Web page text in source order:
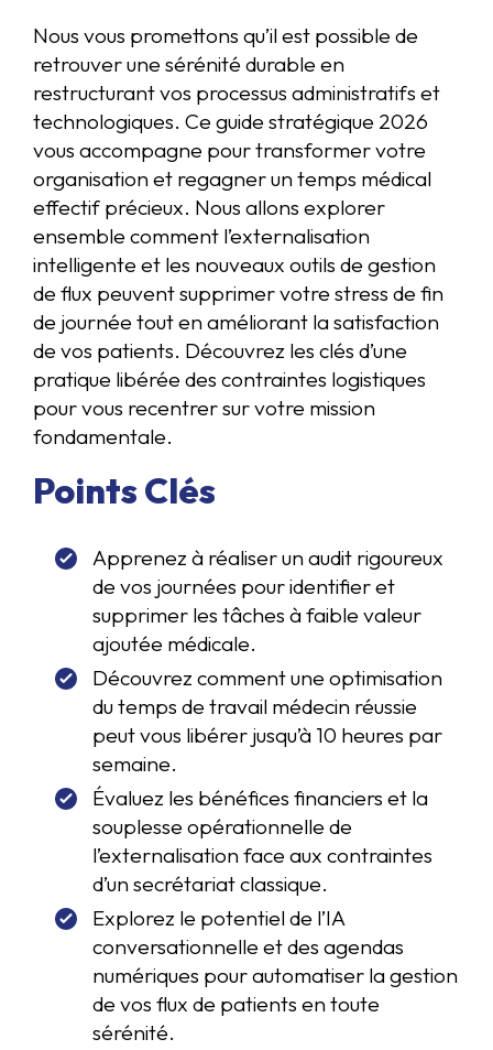
Nous vous promettons qu’il est possible de
retrouver une sérénité durable en
restructurant vos processus administratifs et
technologiques. Ce guide stratégique 2026
vous accompagne pour transformer votre
organisation et regagner un temps médical
effectif précieux. Nous allons explorer
ensemble comment l’externalisation
intelligente et les nouveaux outils de gestion
de flux peuvent supprimer votre stress de fin
de journée tout en améliorant la satisfaction
de vos patients. Découvrez les clés d’une
pratique libérée des contraintes logistiques
pour vous recentrer sur votre mission
fondamentale.
Points Clés
Apprenez à réaliser un audit rigoureux
de vos journées pour identifier et
supprimer les tâches à faible valeur
ajoutée médicale.
Découvrez comment une optimisation
du temps de travail médecin réussie
peut vous libérer jusqu’à 10 heures par
semaine.
Évaluez les bénéfices financiers et la
souplesse opérationnelle de
l’externalisation face aux contraintes
d’un secrétariat classique.
Explorez le potentiel de l’IA
conversationnelle et des agendas
numériques pour automatiser la gestion
de vos flux de patients en toute
sérénité.